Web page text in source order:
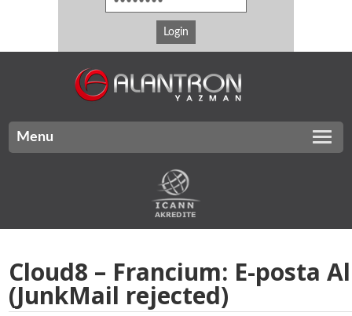
Menu
Cloud8 – Francium: E-posta
(JunkMail rejected)